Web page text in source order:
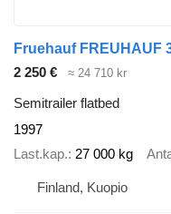
Fruehauf FREUHAUF
2 250 €
≈ 24 710 kr
Semitrailer flatbed
1997
Last.kap. 27 000 kg
Finland, Kuopio